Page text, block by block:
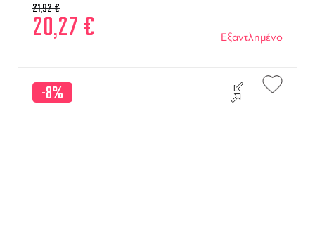
21,92€
20,27 € Εξαντλημένο
-8%